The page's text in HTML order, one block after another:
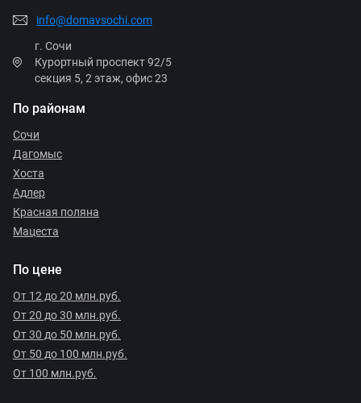
info@domavsochi.com
г. Сочи
Курортный проспект 92/5
секция 5, 2 этаж, офис 23
По районам
Сочи
Дагомыс
Хоста
Адлер
Красная поляна
Мацеста
По цене
От 12 до 20 млн.руб.
От 20 до 30 млн.руб.
От 30 до 50 млн.руб.
От 50 до 100 млн.руб.
От 100 млн.руб.